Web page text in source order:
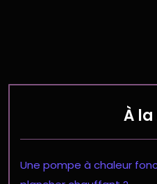
À
Une pompe à chaleur